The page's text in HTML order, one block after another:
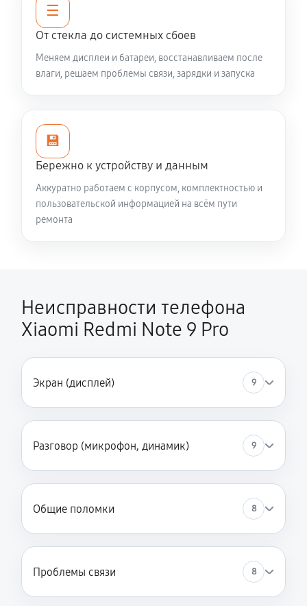
☰
От стекла до системных сбоев
Меняем дисплеи и батареи, восстанавливаем после
влаги, решаем проблемы связи, зарядки и запуска
💾
Бережно к устройству и данным
Аккуратно работаем с корпусом, комплектностью и
пользовательской информацией на всём пути
ремонта
Неисправности телефона
Xiaomi Redmi Note 9 Pro
Экран (дисплей) 9
Разговор (микрофон, динамик) 9
Общие поломки 8
Проблемы связи 8